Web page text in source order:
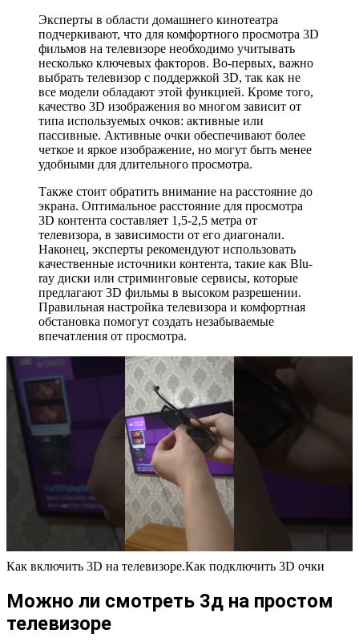
Эксперты в области домашнего кинотеатра
подчеркивают, что для комфортного просмотра 3D
фильмов на телевизоре необходимо учитывать
несколько ключевых факторов. Во-первых, важно
выбрать телевизор с поддержкой 3D, так как не
все модели обладают этой функцией. Кроме того,
качество 3D изображения во многом зависит от
типа используемых очков: активные или
пассивные. Активные очки обеспечивают более
четкое и яркое изображение, но могут быть менее
удобными для длительного просмотра.
Также стоит обратить внимание на расстояние до
экрана. Оптимальное расстояние для просмотра
3D контента составляет 1,5-2,5 метра от
телевизора, в зависимости от его диагонали.
Наконец, эксперты рекомендуют использовать
качественные источники контента, такие как Blu-
ray диски или стриминговые сервисы, которые
предлагают 3D фильмы в высоком разрешении.
Правильная настройка телевизора и комфортная
обстановка помогут создать незабываемые
впечатления от просмотра.
Как включить 3D на телевизоре.Как подключить 3D очки
Можно ли смотреть 3д на простом
телевизоре